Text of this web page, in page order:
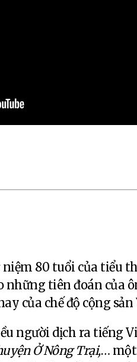
80 tuổi của tiểu
những tiên đoán của
của chế độ cộng sản
người dịch ra tiếng
Ở Nông Trại,… một